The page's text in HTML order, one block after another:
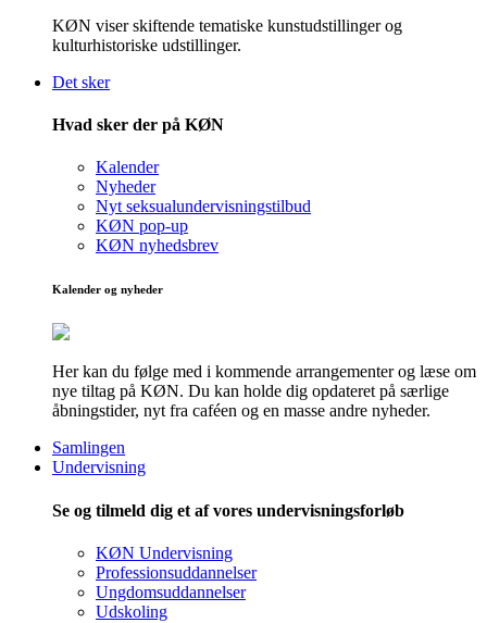
KØN viser skiftende tematiske kunstudstillinger og
kulturhistoriske udstillinger.
Det sker
Hvad sker der på KØN
Kalender
Nyheder
Nyt seksualundervisningstilbud
KØN pop-up
KØN nyhedsbrev
Kalender og nyheder
Her kan du følge med i kommende arrangementer og læse om
nye tiltag på KØN. Du kan holde dig opdateret på særlige
åbningstider, nyt fra caféen og en masse andre nyheder.
Samlingen
Undervisning
Se og tilmeld dig et af vores undervisningsforløb
KØN Undervisning
Professionsuddannelser
Ungdomsuddannelser
Udskoling